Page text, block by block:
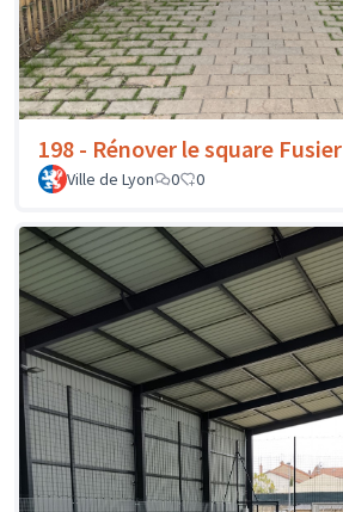
198 - Rénover le square Fusier
Ville de Lyon
0 0